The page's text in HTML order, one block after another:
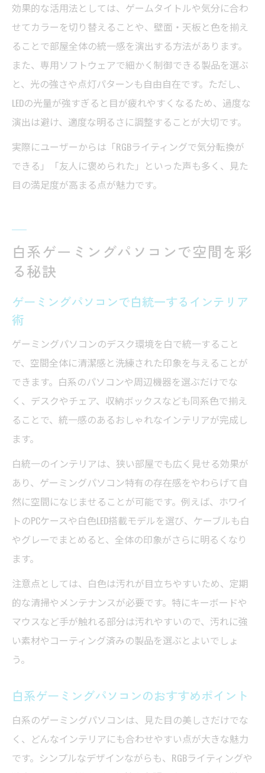
効果的な活用法としては、ゲームタイトルや気分に合わ
せてカラーを切り替えることや、壁面・天板と色を揃え
ることで部屋全体の統一感を演出する方法があります。
また、専用ソフトウェアで細かく制御できる製品を選ぶ
と、光の強さや点灯パターンも自由自在です。ただし、
LEDの光量が強すぎると目が疲れやすくなるため、過度な
演出は避け、適度な明るさに調整することが大切です。
実際にユーザーからは「RGBライティングで気分転換が
できる」「友人に褒められた」といった声も多く、見た
目の満足度が高まる点が魅力です。
白系ゲーミングパソコンで空間を彩
る秘訣
ゲーミングパソコンで白統一するインテリア
術
ゲーミングパソコンのデスク環境を白で統一すること
で、空間全体に清潔感と洗練された印象を与えることが
できます。白系のパソコンや周辺機器を選ぶだけでな
く、デスクやチェア、収納ボックスなども同系色で揃え
ることで、統一感のあるおしゃれなインテリアが完成し
ます。
白統一のインテリアは、狭い部屋でも広く見せる効果が
あり、ゲーミングパソコン特有の存在感をやわらげて自
然に空間になじませることが可能です。例えば、ホワイ
トのPCケースや白色LED搭載モデルを選び、ケーブルも白
やグレーでまとめると、全体の印象がさらに明るくなり
ます。
注意点としては、白色は汚れが目立ちやすいため、定期
的な清掃やメンテナンスが必要です。特にキーボードや
マウスなど手が触れる部分は汚れやすいので、汚れに強
い素材やコーティング済みの製品を選ぶとよいでしょ
う。
白系ゲーミングパソコンのおすすめポイント
白系のゲーミングパソコンは、見た目の美しさだけでな
く、どんなインテリアにも合わせやすい点が大きな魅力
です。シンプルなデザインながらも、RGBライティングや